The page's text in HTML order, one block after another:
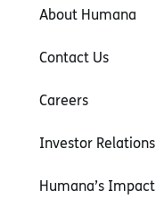
About Humana
Contact Us
Careers
Investor Relations
Humana’s Impact